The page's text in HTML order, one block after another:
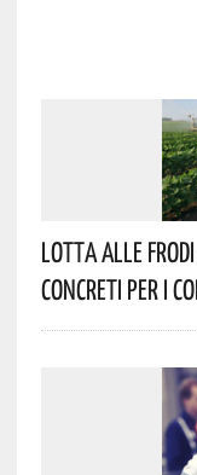
Lotta Alle
Concreti Per I